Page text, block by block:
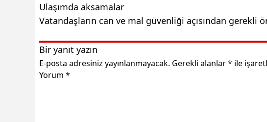
Ulaşımda aksamalar
Vatandaşların can ve mal güvenliği açısından gerekli
Bir yanıt yazın
E-posta adresiniz yayınlanmayacak. Gerekli alanlar* ile
Yorum *